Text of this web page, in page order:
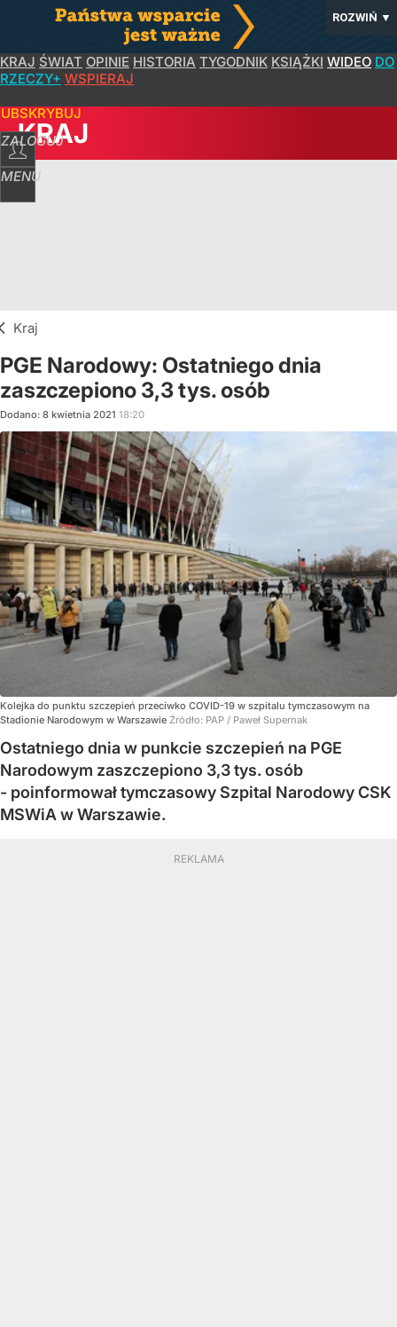
ROZWIŃ ▼
KRAJ ŚWIAT OPINIE HISTORIA TYGODNIK KSIĄŻKI WIDEO DO
RZECZY+ WSPIERAJ
ZALOGUJ
MENU
KRAJ
Kraj
PGE Narodowy: Ostatniego dnia
zaszczepiono 3,3 tys. osób
Dodano: 8 kwietnia 2021 18:20
Kolejka do punktu szczepień przeciwko COVID-19 w szpitalu tymczasowym na
Stadionie Narodowym w Warszawie Źródło: PAP / Paweł Supernak
Ostatniego dnia w punkcie szczepień na PGE
Narodowym zaszczepiono 3,3 tys. osób
- poinformował tymczasowy Szpital Narodowy CSK
MSWiA w Warszawie.